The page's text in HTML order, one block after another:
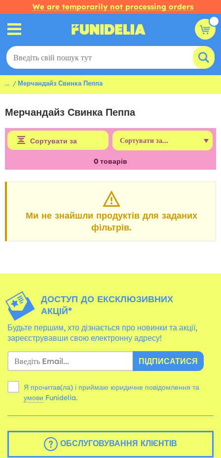
We are temporarily not processing orders
... Мерчандайз Свинка Пеппа
Мерчандайз Свинка Пеппа
Сортувати за
0 товарів
Ми не знайшли продуктів для заданих
фільтрів.
ДОСТУП ДО ЕКСКЛЮЗИВНИХ
АКЦІЙ*
Будьте першим, хто дізнається про новинки та акції,
зареєструвавши свою електронну адресу!
ПІДПИСАТИСЯ
Я прочитав(ла) і приймаю юридичне повідомлення та
умови Funidelia.
ОБСЛУГОВУВАННЯ КЛІЄНТІВ